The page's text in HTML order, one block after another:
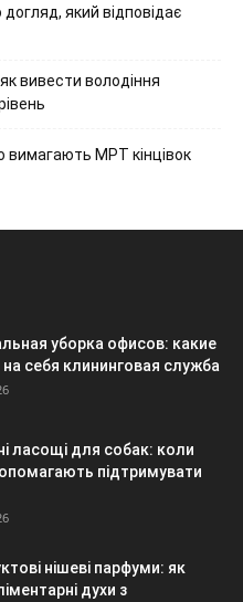
який відповідає
вивести володіння
вимагають МРТ кінцівок
уборка офисов: какие
себя клининговая служба
ласощі для собак: коли
підтримувати
нішеві парфуми: як
духи з